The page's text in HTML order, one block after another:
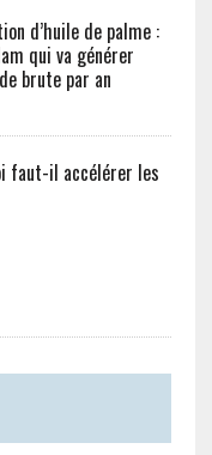
d’huile de palme :
qui va générer
brute par an
faut-il accélérer les